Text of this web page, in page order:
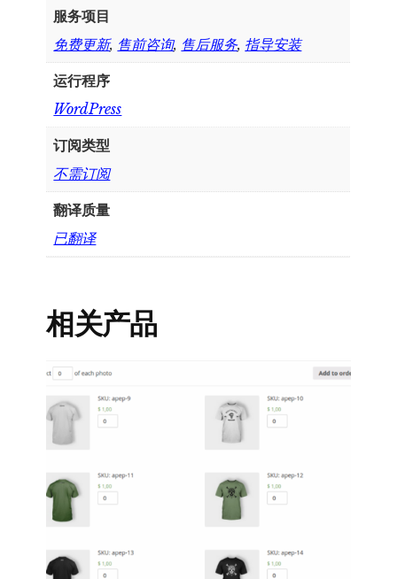
服务项目
免费更新, 售前咨询, 售后服务, 指导安装
运行程序
WordPress
订阅类型
不需订阅
翻译质量
已翻译
相关产品